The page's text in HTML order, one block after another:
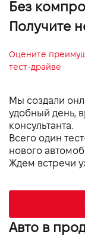
визуальное и
непристегнутых
Две системы
задних сиденьях
Электронная
открывания/
TPWS -
Без
Получите
Оцените
тест-драйве
Мы создали
удобный день,
консультанта.
Всего один
нового
Ждем встречи
Авто в